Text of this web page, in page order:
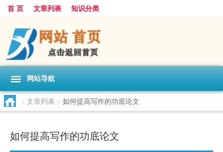
首 页 文章列表 知识分类
网站导航
> 文章列表 > 如何提高写作的功底论文
如何提高写作的功底论文